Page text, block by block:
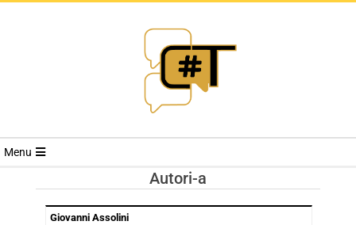
RIVISTA
Menu
Autori-a
Giovanni Assolini